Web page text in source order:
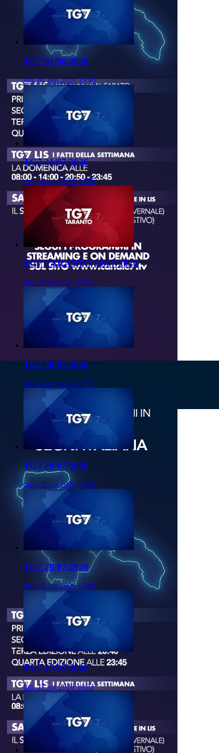
TG7 01/08/2026
sab, 01 ago 2026 13:40
TG7 31/07/2026
ven, 31 lug 2026 13:55
TG7 TARANTO 30/07/2026
gio, 30 lug 2026 14:05
TG7 30/07/2026
gio, 30 lug 2026 13:55
TG7 29/07/2026
mer, 29 lug 2026 13:56
TG7 28/07/2026
mar, 28 lug 2026 13:49
TG7 27/07/2026
lun, 27 lug 2026 14:03